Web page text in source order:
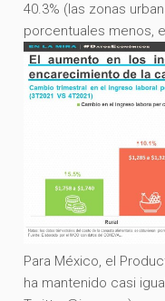
40.3% (las zonas
porcentuales menos,
Para México, el
ha mantenido casi